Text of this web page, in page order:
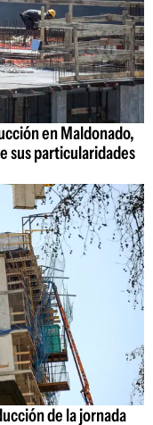
en Maldonado,
sus particularidades
de la jornada